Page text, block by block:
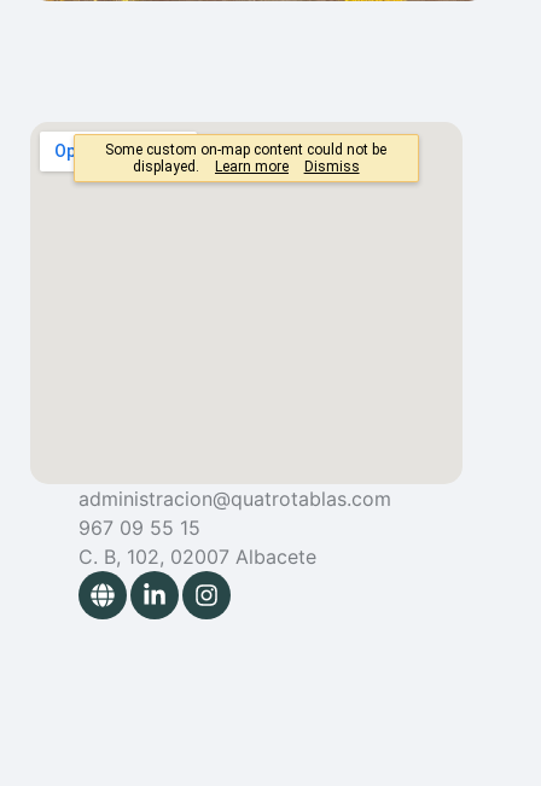
administracion@quatrotablas.com
967 09 55 15
C. B, 102, 02007 Albacete